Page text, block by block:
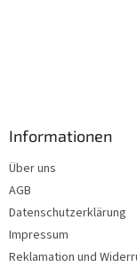
Informationen
Über uns
AGB
Datenschutzerklärung
Impressum
Reklamation und